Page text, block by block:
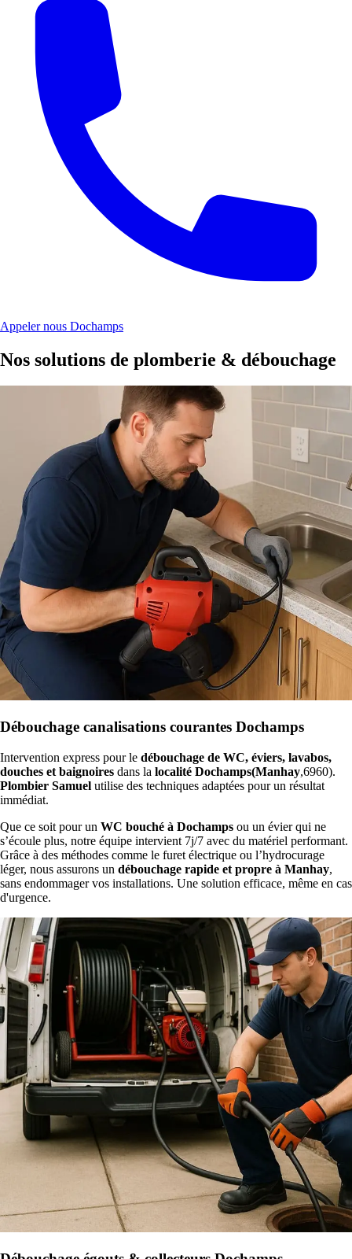
Appeler nous Dochamps
Nos solutions de plomberie & débouchage
Débouchage canalisations courantes Dochamps
Intervention express pour le débouchage de WC, éviers, lavabos,
douches et baignoires dans la localité Dochamps(Manhay,6960).
Plombier Samuel utilise des techniques adaptées pour un résultat
immédiat.
Que ce soit pour un WC bouché à Dochamps ou un évier qui ne
s’écoule plus, notre équipe intervient 7j/7 avec du matériel performant.
Grâce à des méthodes comme le furet électrique ou l’hydrocurage
léger, nous assurons un débouchage rapide et propre à Manhay,
sans endommager vos installations. Une solution efficace, même en cas
d'urgence.